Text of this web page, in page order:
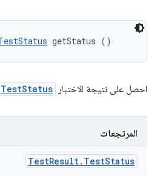
getStatus ()
احصل على نتيجة الاختبار TestStatus
المرتجعات
TestResult. TestStatus